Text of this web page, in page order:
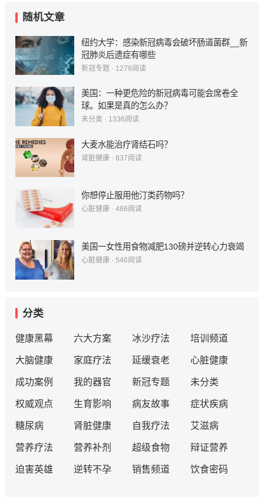
随机文章
纽约大学：感染新冠病毒会破坏肠道菌群__新
冠肺炎后遗症有哪些
新冠专题· 1278阅读
美国：一种更危险的新冠病毒可能会席卷全
球。如果是真的怎么办？
未分类 · 1336阅读
大麦水能治疗肾结石吗？
肾脏健康· 837阅读
你想停止服用他汀类药物吗？
心脏健康· 486阅读
美国一女性用食物减肥130磅并逆转心力衰竭
心脏健康· 546阅读
分类
健康黑幕 六大方案 冰沙疗法 培训频道
大脑健康 家庭疗法 延缓衰老 心脏健康
成功案例 我的器官 新冠专题 未分类
权威观点 生育影响 病友故事 症状疾病
糖尿病 肾脏健康 自我疗法 艾滋病
营养疗法 营养补剂 超级食物 辩证营养
迫害英雄 逆转不孕 销售频道 饮食密码